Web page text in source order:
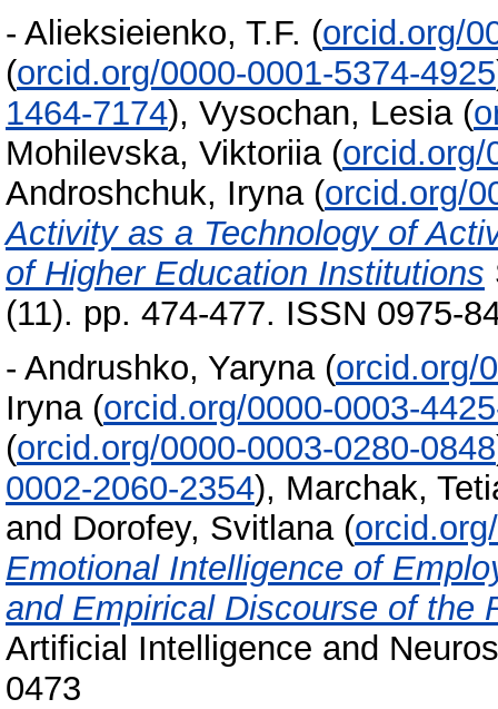
- Alieksieienko, T.F. (orcid.org/
(orcid.org/0000-0001-5374-4925
1464-7174), Vysochan, Lesia (
Mohilevska, Viktoriia (orcid.org/
Androshchuk, Iryna (orcid.org/
Activity as a Technology of
of Higher Education Institutions
(11). pp. 474-477. ISSN 0975-
- Andrushko, Yaryna (orcid.org/
Iryna (orcid.org/0000-0003-
(orcid.org/0000-0003-0280-0848
0002-2060-2354), Marchak,
and Dorofey, Svitlana (
Emotional Intelligence of
and Empirical Discourse of the
Artificial Intelligence and
0473